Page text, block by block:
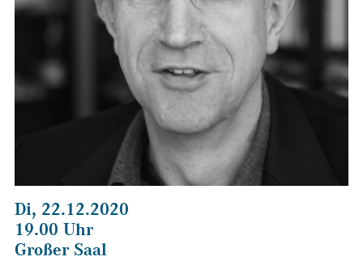
Di, 22.12.2020
19.00 Uhr
Großer Saal